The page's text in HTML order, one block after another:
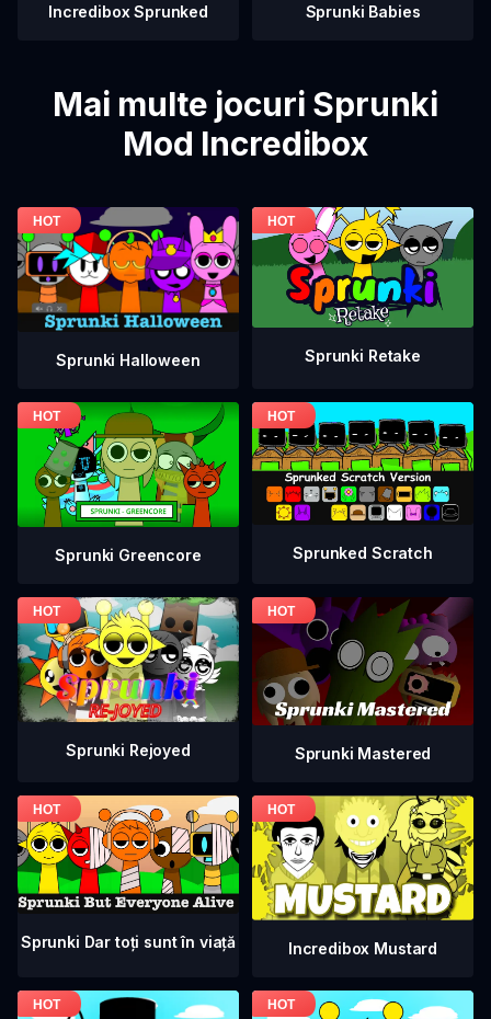
Incredibox Sprunked Sprunki Babies
Mai multe jocuri Sprunki
Mod Incredibox
Sprunki Halloween Sprunki Retake
Sprunki Greencore Sprunked Scratch
Sprunki Rejoyed Sprunki Mastered
Sprunki Dar toți sunt în viață Incredibox Mustard